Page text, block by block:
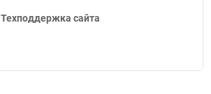
Техподдержка сайта